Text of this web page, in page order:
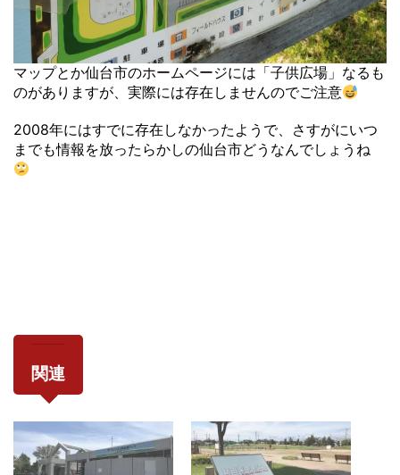
マップとか仙台市のホームページには「子供広場」なるも
のがありますが、実際には存在しませんのでご注意
2008年にはすでに存在しなかったようで、さすがにいつ
までも情報を放ったらかしの仙台市どうなんでしょうね
関連